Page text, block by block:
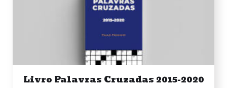
Livro Palavras Cruzadas 2015-2020